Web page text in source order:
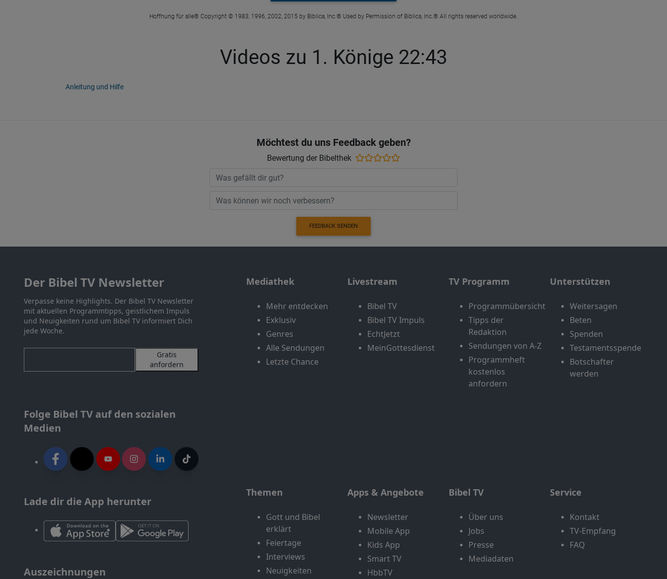
Hoffnung für alle® Copyright © 1983, 1996, 2002, 2015 by Biblica, Inc.® Used by Permission of Biblica, Inc.® All rights reserved worldwide.
Videos zu 1. Könige 22:43
Anleitung und Hilfe
Möchtest du uns Feedback geben?
Bewertung der Bibelthek
FEEDBACK SENDEN
Der Bibel TV Newsletter
Verpasse keine Highlights. Der Bibel TV Newsletter
mit aktuellen Programmtipps, geistlichem Impuls
und Neuigkeiten rund um Bibel TV informiert Dich
jede Woche.
Gratis
anfordern
Folge Bibel TV auf den sozialen
Medien
Lade dir die App herunter
Auszeichnungen
Mediathek
Mehr entdecken
Exklusiv
Genres
Alle Sendungen
Letzte Chance
Livestream
Bibel TV
Bibel TV Impuls
EchtJetzt
MeinGottesdienst
TV Programm
Programmübersicht
Tipps der
Redaktion
Sendungen von A-Z
Programmheft
kostenlos
anfordern
Unterstützen
Weitersagen
Beten
Spenden
Testamentsspende
Botschafter
werden
Themen
Gott und Bibel
erklärt
Feiertage
Interviews
Neuigkeiten
Apps & Angebote
Newsletter
Mobile App
Kids App
Smart TV
HbbTV
Bibel TV
Über uns
Jobs
Presse
Mediadaten
Service
Kontakt
TV-Empfang
FAQ